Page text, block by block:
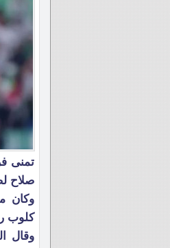
تمنى
صلاح
وكان
كلوب
وقال